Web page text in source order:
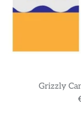
Grizzly